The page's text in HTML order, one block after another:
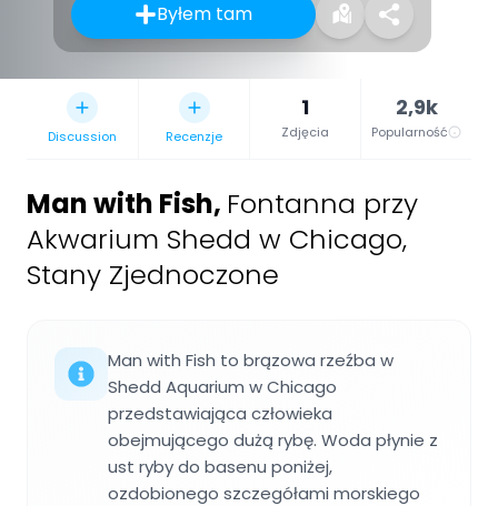
Byłem tam
Discussion Recenzje
1
Zdjęcia
2,9k
Popularność
Man with Fish, Fontanna przy
Akwarium Shedd w Chicago,
Stany Zjednoczone
Man with Fish to brązowa rzeźba w
Shedd Aquarium w Chicago
przedstawiająca człowieka
obejmującego dużą rybę. Woda płynie z
ust ryby do basenu poniżej,
ozdobionego szczegółami morskiego